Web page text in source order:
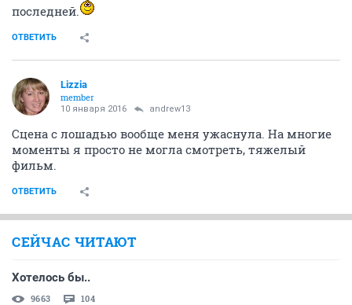
последней.
ОТВЕТИТЬ
Lizzia
member
10 января 2016 andrew13
Сцена с лошадью вообще меня ужаснула. На многие
моменты я просто не могла смотреть, тяжелый
фильм.
ОТВЕТИТЬ
СЕЙЧАС ЧИТАЮТ
Хотелось бы..
9663 104